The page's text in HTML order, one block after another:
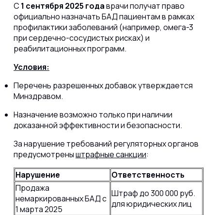
С 1 сентября 2025 годаврачи получат право
официально назначать БАД пациентам в рамках
профилактики заболеваний (например, омега-3
при сердечно-сосудистых рисках) и
реабилитационных программ.
Условия:
Перечень разрешенных добавок утверждается
Минздравом.
Назначение возможно только при наличии
доказанной эффективности и безопасности.
За нарушение требований регуляторных органов
предусмотреныштрафные санкции:
Нарушение
Ответственность
Продажа
немаркированных БАД с
1 марта 2025
Штраф до 300 000 руб.
для юридических лиц